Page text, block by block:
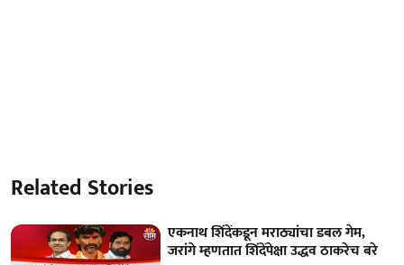
Related Stories
एकनाथ शिंदेंकडून मराठ्यांचा डबल गेम,
जरांगे म्हणतात शिंदेंपेक्षा उद्धव ठाकरेच बरे